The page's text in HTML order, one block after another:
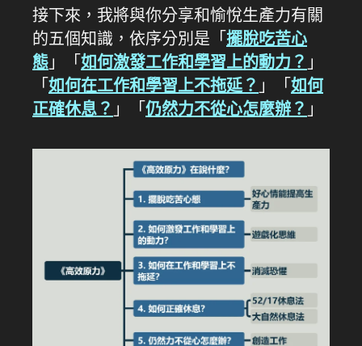
接下來，我將與你分享和愉悅生產力有關
的五個知識，依序分別是「 擺脫吃苦心
態 」「 如何激發工作和學習上的動力？ 」
「 如何在工作和學習上不拖延？ 」「 如何
正確休息？ 」「 仍然力不從心怎麼辦？ 」